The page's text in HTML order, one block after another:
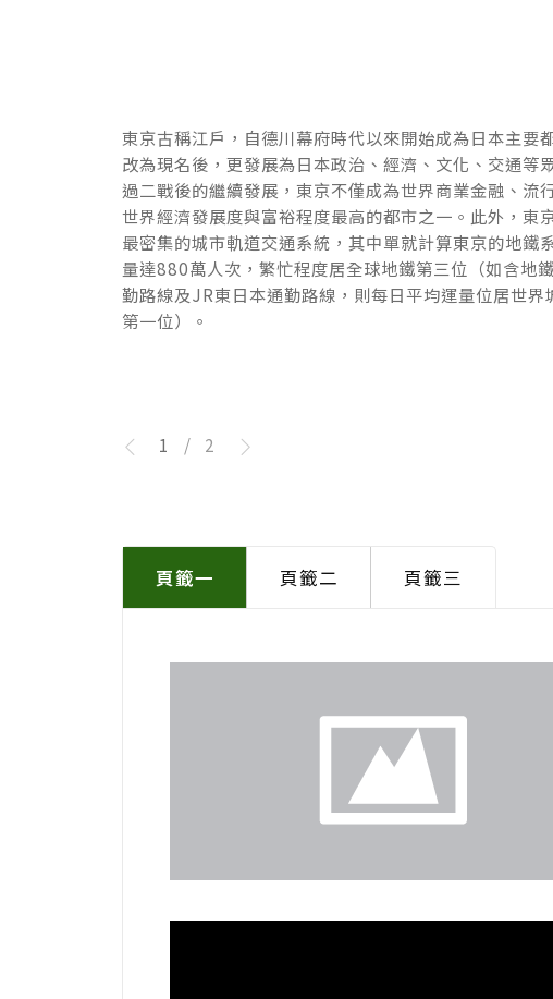
1 / 2
東京古稱江戶，自德川幕府時代以來開始成為日本主要
改為現名後，更發展為日本政治、經濟、文化、交通等
過二戰後的繼續發展，東京不僅成為世界商業金融、流
世界經濟發展度與富裕程度最高的都市之一。此外，東
最密集的城市軌道交通系統，其中單就計算東京的地鐵
量達880萬人次，繁忙程度居全球地鐵第三位（如含地
勤路線及JR東日本通勤路線，則每日平均運量位居世界
第一位）。
東京古稱江戶，自德川幕府時代以來開始成為日本主要
改為現名後，更發展為日本政治、經濟、文化、交通等
過二戰後的繼續發展，東京不僅成為世界商業金融、流
世界經濟發展度與富裕程度最高的都市之一。此外，東
最密集的城市軌道交通系統，其中單就計算東京的地鐵
量達880萬人次，繁忙程度居全球地鐵第三位（如含地
勤路線及JR東日本通勤路線，則每日平均運量位居世界
第一位）。
頁籤一 頁籤二 頁籤三